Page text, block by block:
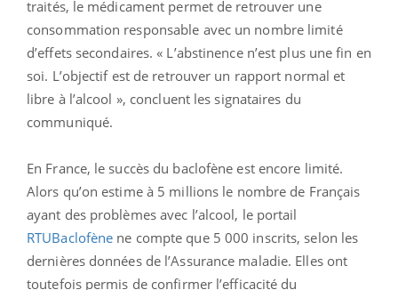
traités, le médicament permet de retrouver une
consommation responsable avec un nombre limité
d’effets secondaires. « L’abstinence n’est plus une fin en
soi. L’objectif est de retrouver un rapport normal et
libre à l’alcool », concluent les signataires du
communiqué.
En France, le succès du baclofène est encore limité.
Alors qu’on estime à 5 millions le nombre de Français
ayant des problèmes avec l’alcool, le portail
RTUBaclofène ne compte que 5 000 inscrits, selon les
dernières données de l’Assurance maladie. Elles ont
toutefois permis de confirmer l’efficacité du